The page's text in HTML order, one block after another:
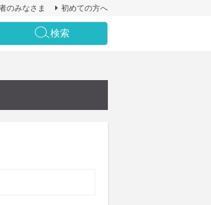
のみなさま 初めての方へ
検索